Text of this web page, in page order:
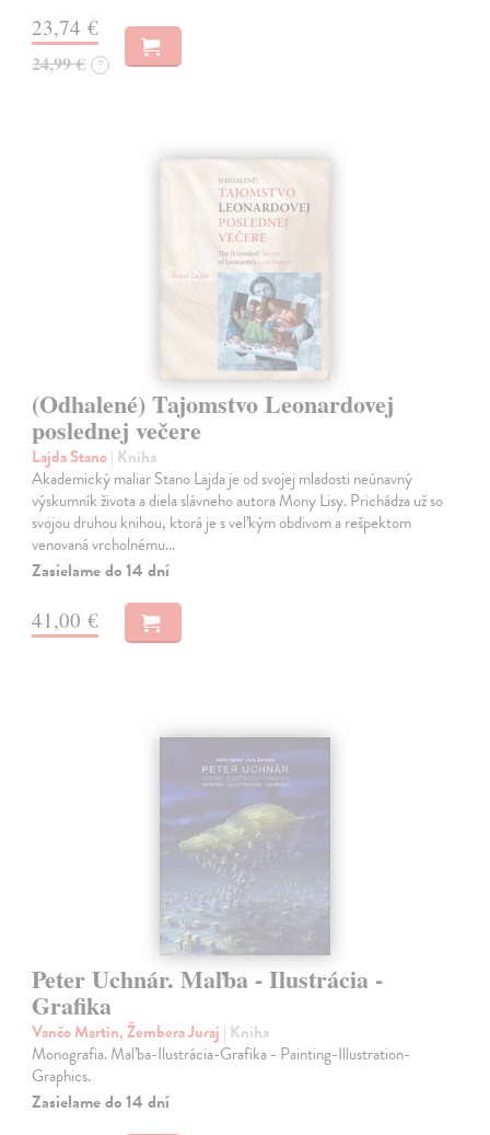
23,74 €
24,99 € ?
(Odhalené) Tajomstvo Leonardovej
poslednej večere
Lajda Stano| Kniha
Akademický maliar Stano Lajda je od svojej mladosti neúnavný
výskumník života a diela slávneho autora Mony Lisy. Prichádza už so
svojou druhou knihou, ktorá je s veľkým obdivom a rešpektom
venovaná vrcholnému…
Zasielame do 14 dní
41,00 €
Peter Uchnár. Maľba - Ilustrácia -
Grafika
Vančo Martin, Žembera Juraj | Kniha
Monografia. Maľba-Ilustrácia-Grafika - Painting-Illustration-
Graphics.
Zasielame do 14 dní